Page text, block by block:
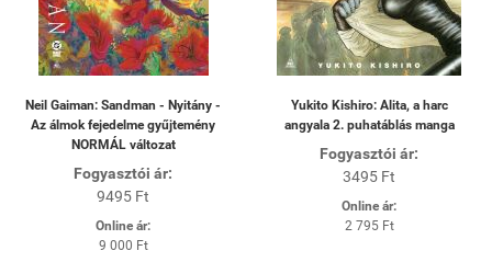
Neil Gaiman: Sandman - Nyitány -
Az álmok fejedelme gyűjtemény
NORMÁL változat
Fogyasztói ár:
9495 Ft
Online ár:
9 000 Ft
Yukito Kishiro: Alita, a harc
angyala 2. puhatáblás manga
Fogyasztói ár:
3495 Ft
Online ár:
2 795 Ft